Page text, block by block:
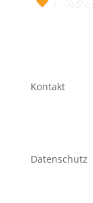
Kontakt
Datenschutz